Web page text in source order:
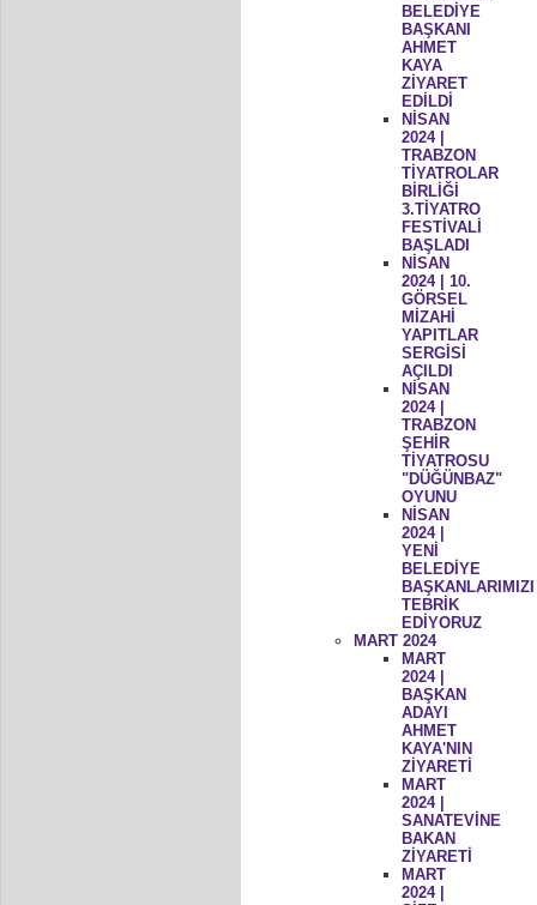
BELEDİYE
BAŞKANI
AHMET
KAYA
ZİYARET
EDİLDİ
NİSAN
2024 |
TRABZON
TİYATROLAR
BİRLİĞİ
3.TİYATRO
FESTİVALİ
BAŞLADI
NİSAN
2024 | 10.
GÖRSEL
MİZAHİ
YAPITLAR
SERGİSİ
AÇILDI
NİSAN
2024 |
TRABZON
ŞEHİR
TİYATROSU
"DÜĞÜNBAZ"
OYUNU
NİSAN
2024 |
YENİ
BELEDİYE
BAŞKANLARIMIZI
TEBRİK
EDİYORUZ
MART 2024
MART
2024 |
BAŞKAN
ADAYI
AHMET
KAYA'NIN
ZİYARETİ
MART
2024 |
SANATEVİNE
BAKAN
ZİYARETİ
MART
2024 |